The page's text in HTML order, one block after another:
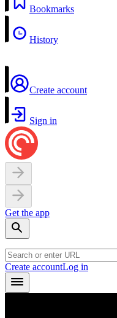
Bookmarks
History
Create account
Sign in
Get the app
Create accountLog in